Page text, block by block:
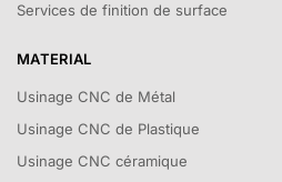
Services de finition de surface
MATERIAL
Usinage CNC de Métal
Usinage CNC de Plastique
Usinage CNC céramique